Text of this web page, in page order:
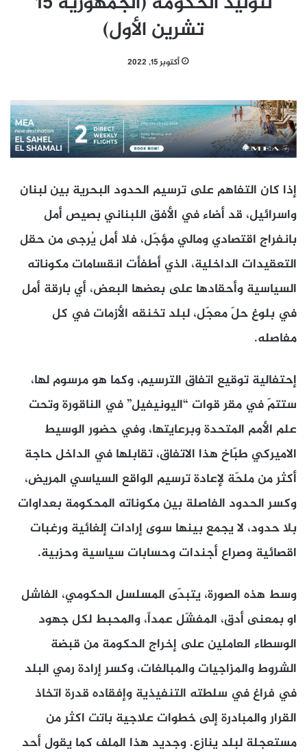
تشرين الأول)
أكتوبر 15, 2022
إذا كان التفاهم على ترسيم الحدود البحرية بين لبنان
واسرائيل، قد أضاء في الأفق اللبناني بصيص أمل
بانفراج اقتصادي ومالي مؤجّل، فلا أمل يُرجى من حقل
التعقيدات الداخلية، الذي أطفأت انقسامات مكوناته
السياسية وأحقادها على بعضها البعض، أي بارقة أمل
في بلوغ حلّ معجّل، لبلد تخنقه الأزمات في كل
مفاصله.
إحتفالية توقيع اتفاق الترسيم، وكما هو مرسوم لها،
ستتمّ في مقر قوات “اليونيفيل” في الناقورة وتحت
علم الأمم المتحدة وبرعايتها، وفي حضور الوسيط
الاميركي طبّاخ هذا الاتفاق، تقابلها في الداخل حاجة
أكثر من ملحّة لإعادة ترسيم الواقع السياسي المريض،
وكسر الحدود الفاصلة بين مكوناته المحكومة بعداوات
بلا حدود، لا يجمع بينها سوى إرادات إلغائية ورغبات
اقصائية وصراع أجندات وحسابات سياسية وحزبية.
وسط هذه الصورة، يتبدّى المسلسل الحكومي، الفاشل
او بمعنى أدق، المفشّل عمداً، والمحبط لكل جهود
الوسطاء العاملين على إخراج الحكومة من قبضة
الشروط والمزاجيات والمبالغات، وكسر إرادة رمي البلد
في فراغ في سلطته التنفيذية وإفقاده قدرة اتخاذ
القرار والمبادرة إلى خطوات علاجية باتت اكثر من
مستعجلة لبلد ينازع. وجديد هذا الملف كما يقول أحد